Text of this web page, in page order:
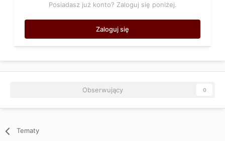
Posiadasz już konto? Zaloguj się poniżej.
Zaloguj się
Obserwujący 0
Tematy